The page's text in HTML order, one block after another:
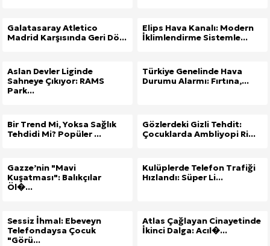
Galatasaray Atletico
Madrid Karşısında Geri Dö...
Elips Hava Kanalı: Modern
İklimlendirme Sistemle...
Aslan Devler Liginde
Sahneye Çıkıyor: RAMS
Park...
Türkiye Genelinde Hava
Durumu Alarmı: Fırtına,...
Bir Trend Mi, Yoksa Sağlık
Tehdidi Mi? Popüler ...
Gözlerdeki Gizli Tehdit:
Çocuklarda Ambliyopi Ri...
Gazze’nin "Mavi
Kuşatması": Balıkçılar
Öl�...
Kulüplerde Telefon Trafiği
Hızlandı: Süper Li...
Sessiz İhmal: Ebeveyn
Telefondaysa Çocuk
"Görü...
Atlas Çağlayan Cinayetinde
İkinci Dalga: Acıl�...